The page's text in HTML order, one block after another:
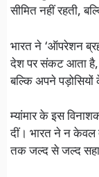
सीमित नहीं रहती,
भारत ने ‘ऑपरेशन
देश पर संकट आता है,
बल्कि अपने
म्यांमार के इस
दीं। भारत ने न केवल
तक जल्द से जल्द